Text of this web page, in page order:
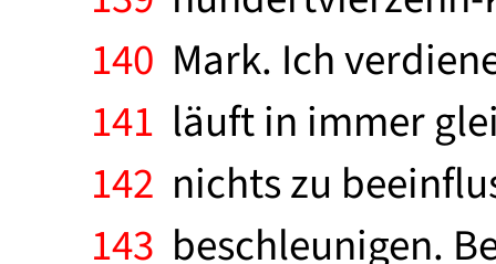
140 Mark. Ich
141 läuft in immer
142 nichts zu
143 beschleunigen.